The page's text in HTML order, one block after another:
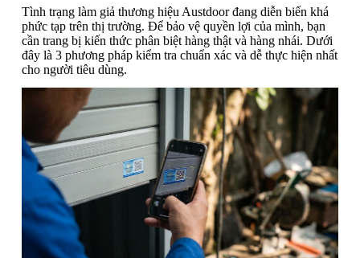
Tình trạng làm giả thương hiệu Austdoor đang diễn biến khá
phức tạp trên thị trường. Để bảo vệ quyền lợi của mình, bạn
cần trang bị kiến thức phân biệt hàng thật và hàng nhái. Dưới
đây là 3 phương pháp kiểm tra chuẩn xác và dễ thực hiện nhất
cho người tiêu dùng.